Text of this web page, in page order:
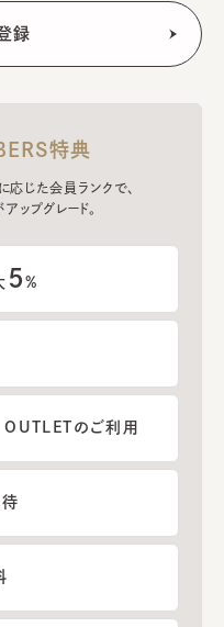
特典
じた会員ランクで、
ップグレード。
5%
のご利用